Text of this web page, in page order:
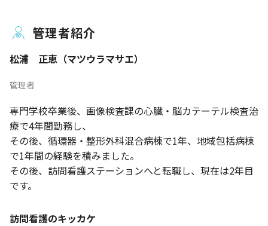
管理者紹介
松浦 正恵（マツウラマサエ）
管理者
専門学校卒業後、画像検査課の心臓・脳カテーテル検査治
療で4年間勤務し、
その後、循環器・整形外科混合病棟で1年、地域包括病棟
で1年間の経験を積みました。
その後、訪問看護ステーションへと転職し、現在は2年目
です。
訪問看護のキッカケ